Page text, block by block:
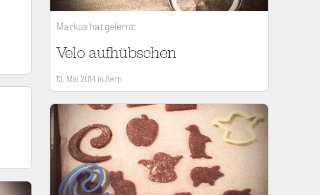
Markus hat gelernt:
Velo aufhübschen
13. Mai 2014 in Bern